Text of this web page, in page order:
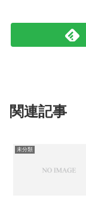
関連記事
未分類